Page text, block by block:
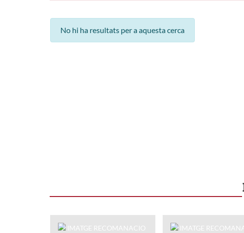
No hi ha resultats per a aquesta cerca